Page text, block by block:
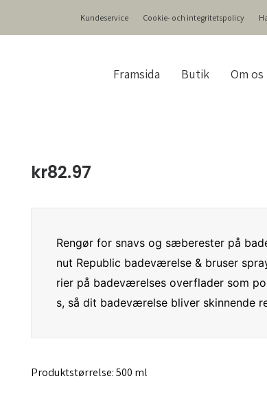
Kundeservice Cookie- och integritetspolicy
Framsida Butik Om os
kr82.97
Rengør for snavs og sæberester på
nut Republic badeværelse & bruser
rier på badeværelses overflader som
s, så dit badeværelse bliver skinnende
Produktstørrelse: 500 ml